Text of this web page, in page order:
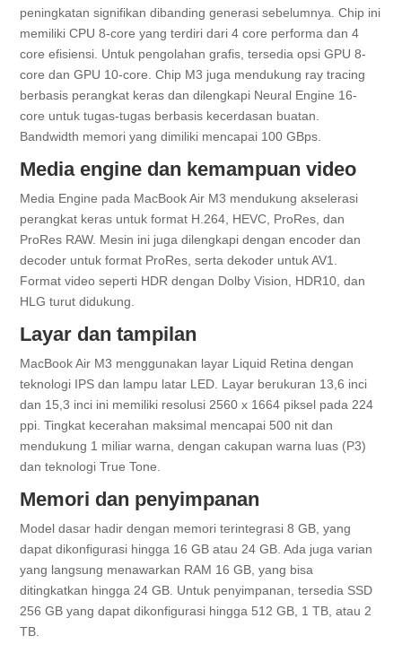
peningkatan signifikan dibanding generasi sebelumnya. Chip ini
memiliki CPU 8-core yang terdiri dari 4 core performa dan 4
core efisiensi. Untuk pengolahan grafis, tersedia opsi GPU 8-
core dan GPU 10-core. Chip M3 juga mendukung ray tracing
berbasis perangkat keras dan dilengkapi Neural Engine 16-
core untuk tugas-tugas berbasis kecerdasan buatan.
Bandwidth memori yang dimiliki mencapai 100 GBps.
Media engine dan kemampuan video
Media Engine pada MacBook Air M3 mendukung akselerasi
perangkat keras untuk format H.264, HEVC, ProRes, dan
ProRes RAW. Mesin ini juga dilengkapi dengan encoder dan
decoder untuk format ProRes, serta dekoder untuk AV1.
Format video seperti HDR dengan Dolby Vision, HDR10, dan
HLG turut didukung.
Layar dan tampilan
MacBook Air M3 menggunakan layar Liquid Retina dengan
teknologi IPS dan lampu latar LED. Layar berukuran 13,6 inci
dan 15,3 inci ini memiliki resolusi 2560 x 1664 piksel pada 224
ppi. Tingkat kecerahan maksimal mencapai 500 nit dan
mendukung 1 miliar warna, dengan cakupan warna luas (P3)
dan teknologi True Tone.
Memori dan penyimpanan
Model dasar hadir dengan memori terintegrasi 8 GB, yang
dapat dikonfigurasi hingga 16 GB atau 24 GB. Ada juga varian
yang langsung menawarkan RAM 16 GB, yang bisa
ditingkatkan hingga 24 GB. Untuk penyimpanan, tersedia SSD
256 GB yang dapat dikonfigurasi hingga 512 GB, 1 TB, atau 2
TB.